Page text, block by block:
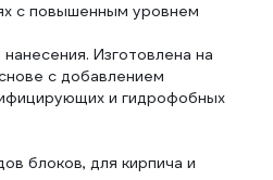
с повышенным уровнем
Изготовлена на
с добавлением
и гидрофобных
блоков, для кирпича и